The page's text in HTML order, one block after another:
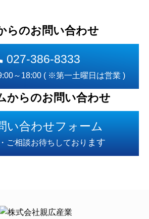
らのお問い合わせ
027-386-8333
～18:00 ( ※第一土曜日は営業 )
からのお問い合わせ
い合わせフォーム
ご相談お待ちしており ます